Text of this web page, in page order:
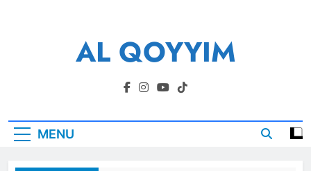
AL QOYYIM
Yayasan Al Qoyyim Sukoharjo
MENU